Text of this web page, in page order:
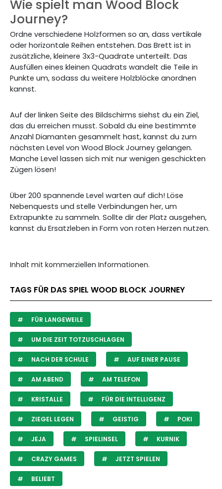
Wie spielt man Wood Block
Journey?
Ordne verschiedene Holzformen so an, dass vertikale
oder horizontale Reihen entstehen. Das Brett ist in
zusätzliche, kleinere 3x3-Quadrate unterteilt. Das
Ausfüllen eines kleinen Quadrats wandelt die Teile in
Punkte um, sodass du weitere Holzblöcke anordnen
kannst.
Auf der linken Seite des Bildschirms siehst du ein Ziel,
das du erreichen musst. Sobald du eine bestimmte
Anzahl Diamanten gesammelt hast, kannst du zum
nächsten Level von Wood Block Journey gelangen.
Manche Level lassen sich mit nur wenigen geschickten
Zügen lösen!
Über 200 spannende Level warten auf dich! Löse
Nebenquests und stelle Verbindungen her, um
Extrapunkte zu sammeln. Sollte dir der Platz ausgehen,
kannst du Ersatzleben in Form von roten Herzen nutzen.
Inhalt mit kommerziellen Informationen.
TAGS FÜR DAS SPIEL WOOD BLOCK JOURNEY
FÜR LANGEWEILE
UM DIE ZEIT TOTZUSCHLAGEN
NACH DER SCHULE AUF EINER PAUSE
AM ABEND AM TELEFON
KRISTALLE FÜR DIE INTELLIGENZ
ZIEGEL LEGEN GEISTIG POKI
JEJA SPIELINSEL KURNIK
CRAZY GAMES JETZT SPIELEN
BELIEBT